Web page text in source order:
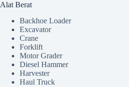
Alat Berat
Backhoe Loader
Excavator
Crane
Forklift
Motor Grader
Diesel Hammer
Harvester
Haul Truck